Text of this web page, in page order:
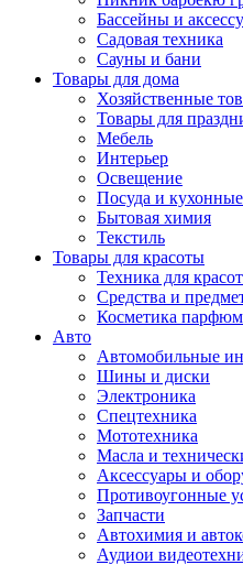
Бассейны и
Садовая техника
Сауны и бани
Товары для дома
Хозяйственные
Товары для
Мебель
Интерьер
Освещение
Посуда и
Бытовая химия
Текстиль
Товары для красоты
Техника для
Средства и
Косметика
Авто
Автомобильные
Шины и диски
Электроника
Спецтехника
Мототехника
Масла и
Аксессуары и
Противоугонные
Запчасти
Автохимия и
Аудиои